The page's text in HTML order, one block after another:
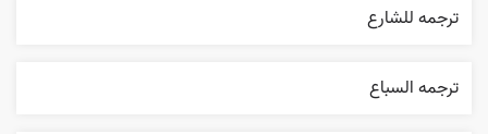
ترجمه للشارع
ترجمه السباع